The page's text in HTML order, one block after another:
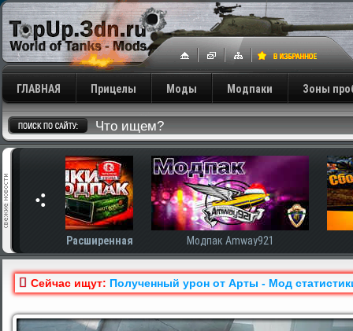
ГЛАВНАЯ Прицелы Моды Модпаки Зоны
Модпак Amway921
Сейчас ищут: Полученный урон от Арты - Мод